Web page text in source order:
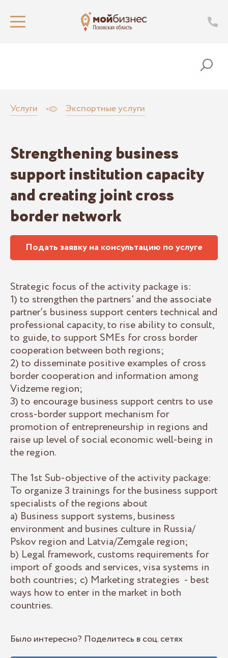
Услуги Экспортные услуги
Strengthening business
support institution capacity
and creating joint cross
border network
Подать заявку на консультацию по услуге
Strategic focus of the activity package is:
1) to strengthen the partners' and the associate
partner’s business support centers technical and
professional capacity, to rise ability to consult,
to guide, to support SMEs for cross border
cooperation between both regions;
2) to disseminate positive examples of cross
border cooperation and information among
Vidzeme region;
3) to encourage business support centrs to use
cross-border support mechanism for
promotion of entrepreneurship in regions and
raise up level of social economic well-being in
the region.
The 1st Sub-objective of the activity package:
To organize 3 trainings for the business support
specialists of the regions about
a) Business support systems, business
environment and busines culture in Russia/
Pskov region and Latvia/Zemgale region;
b) Legal framework, customs requirements for
import of goods and services, visa systems in
both countries; c) Marketing strategies - best
ways how to enter in the market in both
countries.
Было интересно? Поделитесь в соц. сетях